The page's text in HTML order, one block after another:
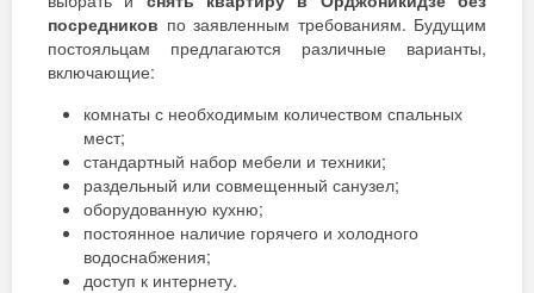
посредников по заявленным требованиям. Будущим
постояльцам предлагаются различные варианты,
включающие:
комнаты с необходимым количеством спальных
мест;
стандартный набор мебели и техники;
раздельный или совмещенный санузел;
оборудованную кухню;
постоянное наличие горячего и холодного
водоснабжения;
доступ к интернету.